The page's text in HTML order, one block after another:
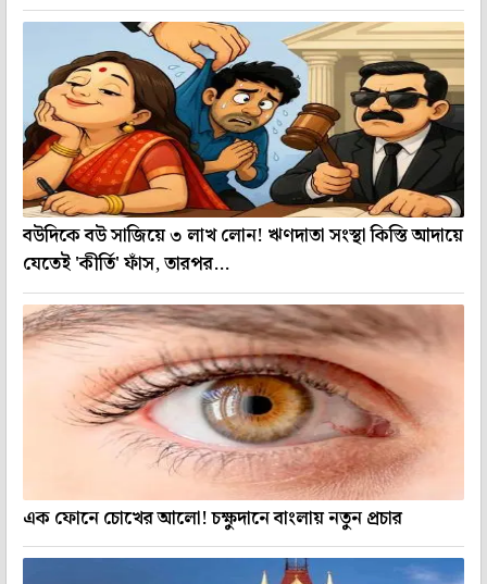
বউদিকে বউ সাজিয়ে ৩ লাখ লোন! ঋণদাতা সংস্থা কিস্তি আদায়ে
যেতেই 'কীর্তি' ফাঁস, তারপর...
এক ফোনে চোখের আলো! চক্ষুদানে বাংলায় নতুন প্রচার